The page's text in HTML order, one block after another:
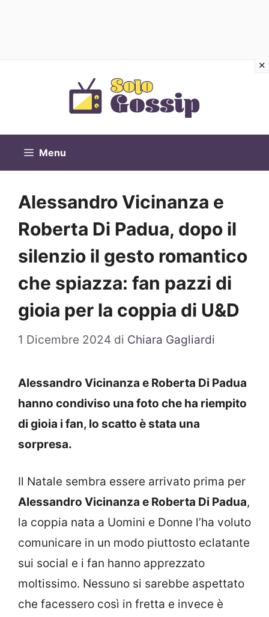
Menu
Alessandro Vicinanza e
Roberta Di Padua, dopo il
silenzio il gesto romantico
che spiazza: fan pazzi di
gioia per la coppia di U&D
1 Dicembre 2024 di Chiara Gagliardi
Alessandro Vicinanza e Roberta Di Padua
hanno condiviso una foto che ha riempito
di gioia i fan, lo scatto è stata una
sorpresa.
Il Natale sembra essere arrivato prima per
Alessandro Vicinanza e Roberta Di Padua,
la coppia nata a Uomini e Donne l’ha voluto
comunicare in un modo piuttosto eclatante
sui social e i fan hanno apprezzato
moltissimo. Nessuno si sarebbe aspettato
che facessero così in fretta e invece è